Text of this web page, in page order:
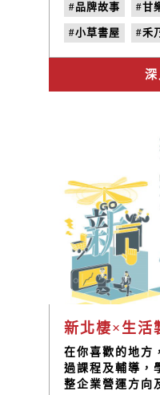
人陪伴、青壯人
廢，社區正悄然
年，甘樂文創正
#品牌故事 #甘
#小草書屋 #禾
#國產大豆 #社
新北棲×生活
在你喜歡的地方
過課程及輔導，
整企業營運方向